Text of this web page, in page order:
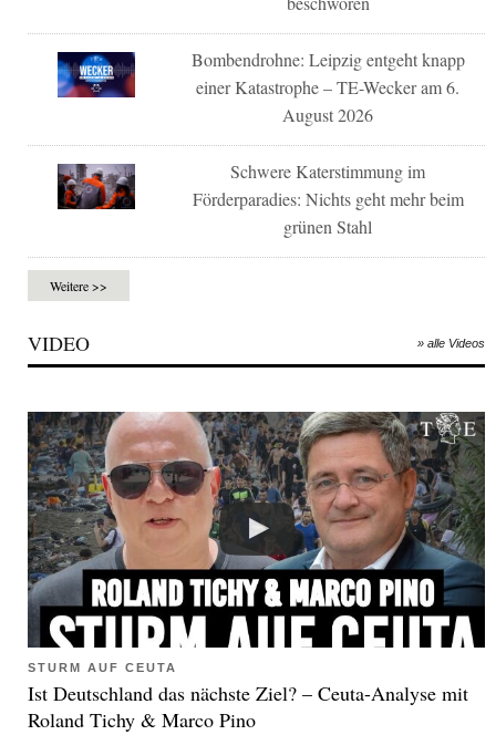
Bombendrohne: Leipzig entgeht knapp
einer Katastrophe – TE-Wecker am 6.
August 2026
Schwere Katerstimmung im
Förderparadies: Nichts geht mehr beim
grünen Stahl
Weitere >>
VIDEO » alle Videos
STURM AUF CEUTA
Ist Deutschland das nächste Ziel? – Ceuta-Analyse mit
Roland Tichy & Marco Pino